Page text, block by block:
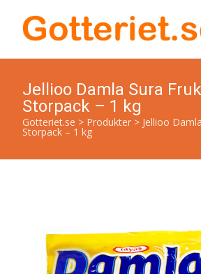
Jellioo Damla Sura
Storpack – 1 kg
Gotteriet.se > Produkter > Jellioo
Storpack – 1 kg